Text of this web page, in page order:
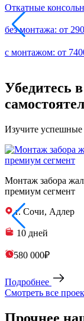
Откатные
без монтажа: от
с монтажом: от
Убедитесь
Изучите
Монтаж забора
премиум сегмент
г. Сочи, Адлер
10 дней
580 000₽
Подробнее
Смотреть все